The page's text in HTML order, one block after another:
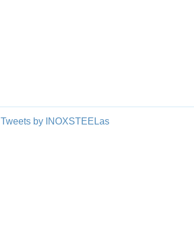
Tweets by INOXSTEELas